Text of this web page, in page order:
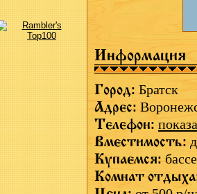
Информация
Город:Братск
Адрес:
Телефон:
Вместимость:
Купаемся:
Комнат